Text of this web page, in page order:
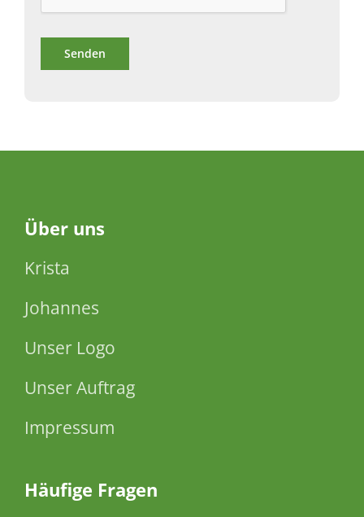
Über uns
Krista
Johannes
Unser Logo
Unser Auftrag
Impressum
Häufige Fragen